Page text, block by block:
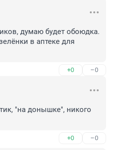
думаю будет обоюдка.
в аптеке для
+0 –0
"на донышке", никого
+0 –0